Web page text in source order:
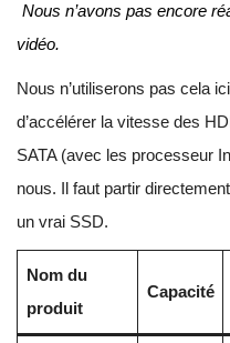
Nous n’avons pas encore
vidéo.
Nous n’utiliserons pas cela
d’accélérer la vitesse des
SATA (avec les processeur
nous. Il faut partir
un vrai SSD.
Nom du
produit
Capacité